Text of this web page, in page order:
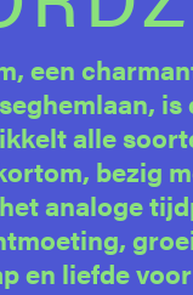
een
alle
bezig
analoge
en liefde